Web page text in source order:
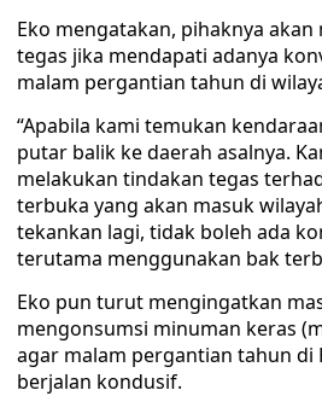
Eko mengatakan, pihaknya
tegas jika mendapati adanya
malam pergantian tahun di
“Apabila kami temukan
putar balik ke daerah asalnya.
melakukan tindakan tegas
terbuka yang akan masuk
tekankan lagi, tidak boleh ada
terutama menggunakan bak
Eko pun turut mengingatkan
mengonsumsi minuman keras
agar malam pergantian tahun di
berjalan kondusif.